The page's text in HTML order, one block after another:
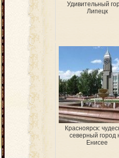
Удивительный
Липецк
Красноярск:
северный город
Енисее